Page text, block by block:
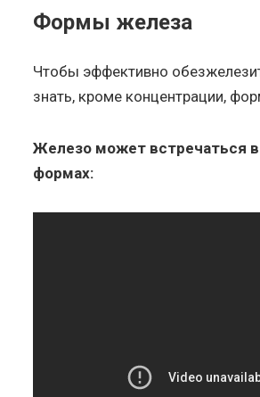
Формы железа
Чтобы эффективно
знать, кроме концентрации,
Железо может встречаться
формах: